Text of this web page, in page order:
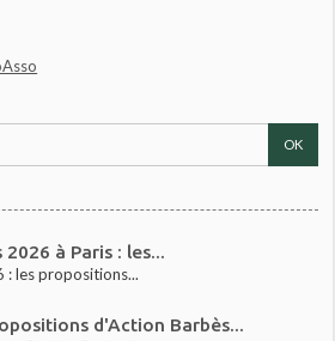
à Paris : les...
: les propositions...
d'Action Barbès...